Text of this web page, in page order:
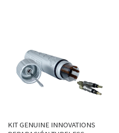
KIT GENUINE INNOVATIONS